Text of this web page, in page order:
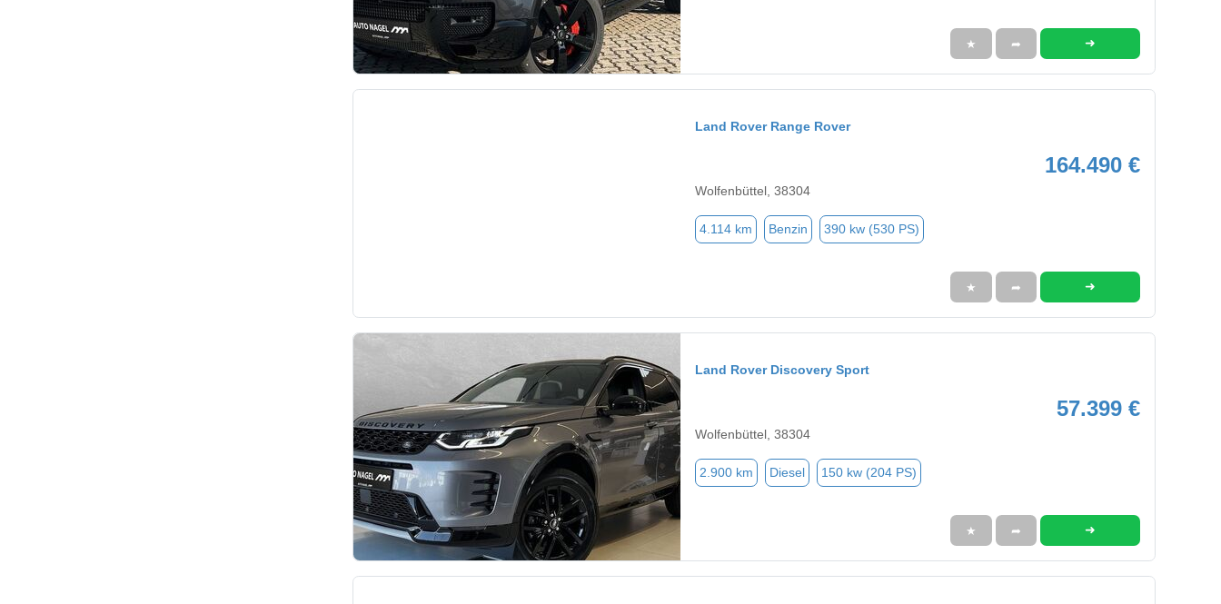
★ ➦ ➜
Land Rover Range Rover
164.490 €
Wolfenbüttel, 38304
4.114 km Benzin 390 kw (530 PS)
★ ➦ ➜
Land Rover Discovery Sport
57.399 €
Wolfenbüttel, 38304
2.900 km Diesel 150 kw (204 PS)
★ ➦ ➜